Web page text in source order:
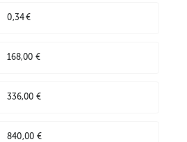
0,34 €
168,00 €
336,00 €
840,00 €